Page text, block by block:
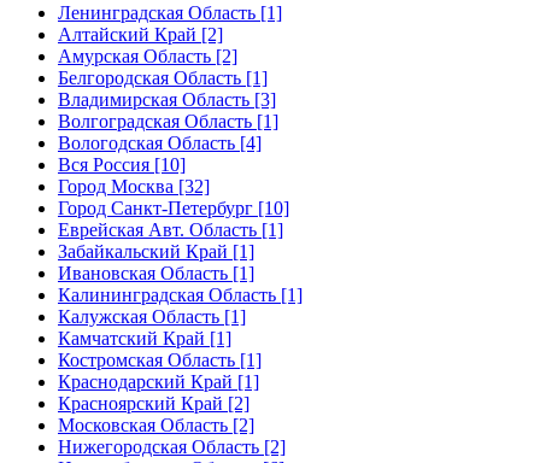
Ленинградская Область [1]
Алтайский Край [2]
Амурская Область [2]
Белгородская Область [1]
Владимирская Область [3]
Волгоградская Область [1]
Вологодская Область [4]
Вся Россия [10]
Город Москва [32]
Город Санкт-Петербург [10]
Еврейская Авт. Область [1]
Забайкальский Край [1]
Ивановская Область [1]
Калининградская Область [1]
Калужская Область [1]
Камчатский Край [1]
Костромская Область [1]
Краснодарский Край [1]
Красноярский Край [2]
Московская Область [2]
Нижегородская Область [2]